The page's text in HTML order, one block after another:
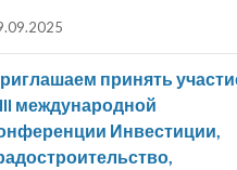
принять
международной
Инвестиции,